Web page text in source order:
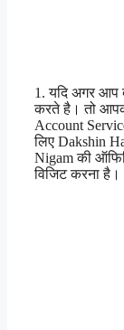
1. यदि अगर आप
करते है। तो
Account
लिए Dakshin
Nigam की
विजिट करना है।